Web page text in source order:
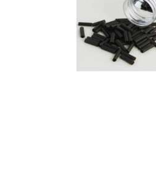
Doporučujeme